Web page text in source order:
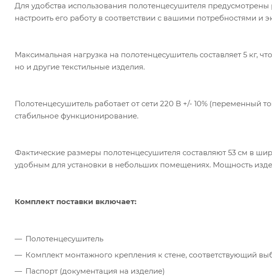
Для удобства использования полотенцесушителя предусмотрены
настроить его работу в соответствии с вашими потребностями и
Максимальная нагрузка на полотенцесушитель составляет 5 кг,
но и другие текстильные изделия.
Полотенцесушитель работает от сети 220 В +/- 10% (переменный
стабильное функционирование.
Фактические размеры полотенцесушителя составляют 53 см в
удобным для установки в небольших помещениях. Мощность
Комплект поставки включает:
Полотенцесушитель
Комплект монтажного крепления к стене, соответствующий
Паспорт (документация на изделие)